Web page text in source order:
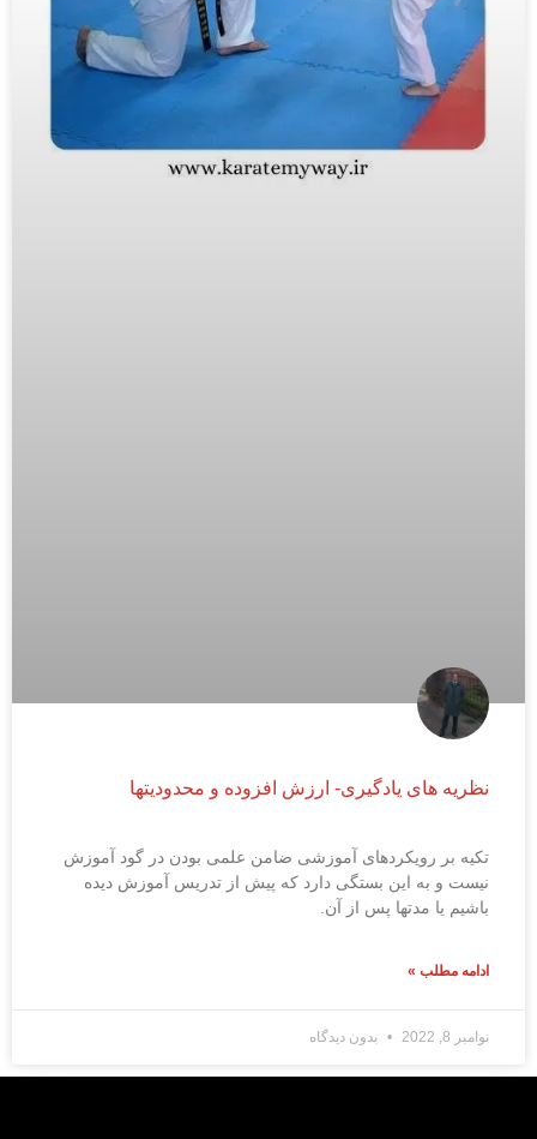
نظریه های یادگیری- ارزش افزوده و محدودیتها
تکیه بر رویکردهای آموزشی ضامن علمی بودن در گود آموزش
نیست و به این بستگی دارد که پیش از تدریس آموزش دیده
باشیم یا مدتها پس از آن.
ادامه مطلب »
نوامبر 8, 2022 بدون دیدگاه